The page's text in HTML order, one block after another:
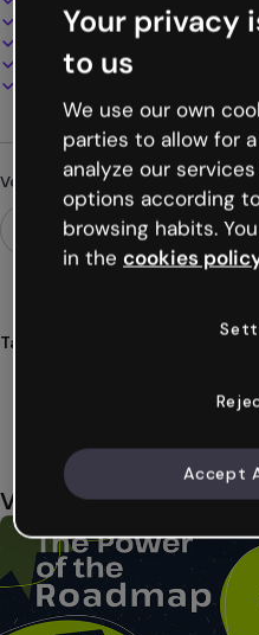
100% personnalisable
Ajoutez audio, vidéo et
Présentez, partagez ou publiez
Vous cherchez autre chose ?
Tags
Voir plus (37)
Vous aimerez aussi
Your privacy
to us
We use our own
parties to allow for
analyze our
options according
browsing habits.
in the cookies
Accept